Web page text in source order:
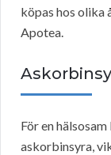
köpas hos olika
Apotea.
För en
askorbinsyra,